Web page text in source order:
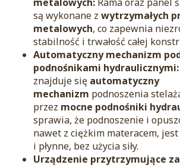
są wykonane z wytrzymałych
metalowych, co zapewnia
stabilność i trwałość całej
Automatyczny mechanizm
podnośnikami hydraulicznymi:
znajduje się automatyczny
mechanizm podnoszenia
przez mocne podnośniki
sprawia, że podnoszenie i
nawet z ciężkim materacem,
i płynne, bez użycia siły.
Urządzenie przytrzymujące